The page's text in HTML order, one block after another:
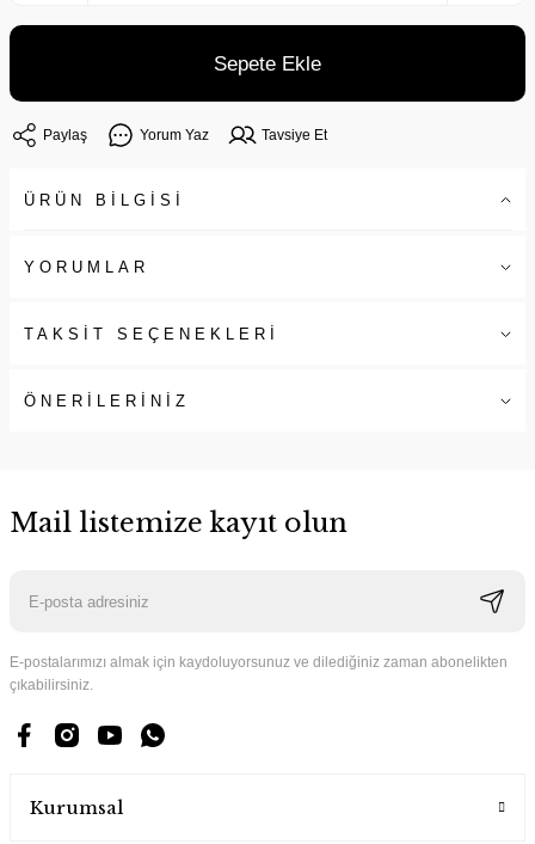
Sepete Ekle
Paylaş Yorum Yaz Tavsiye Et
ÜRÜN BİLGİSİ
YORUMLAR
TAKSİT SEÇENEKLERİ
ÖNERİLERİNİZ
Mail listemize kayıt olun
E-postalarımızı almak için kaydoluyorsunuz ve dilediğiniz zaman abonelikten
çıkabilirsiniz.
Kurumsal